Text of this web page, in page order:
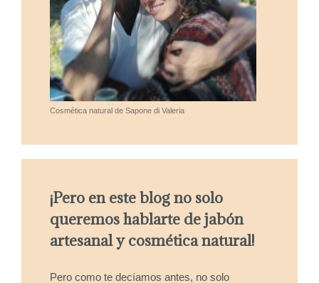
Cosmética natural de Sapone di Valeria
¡Pero en este blog no solo
queremos hablarte de jabón
artesanal y cosmética natural!
Pero como te decíamos antes, no solo